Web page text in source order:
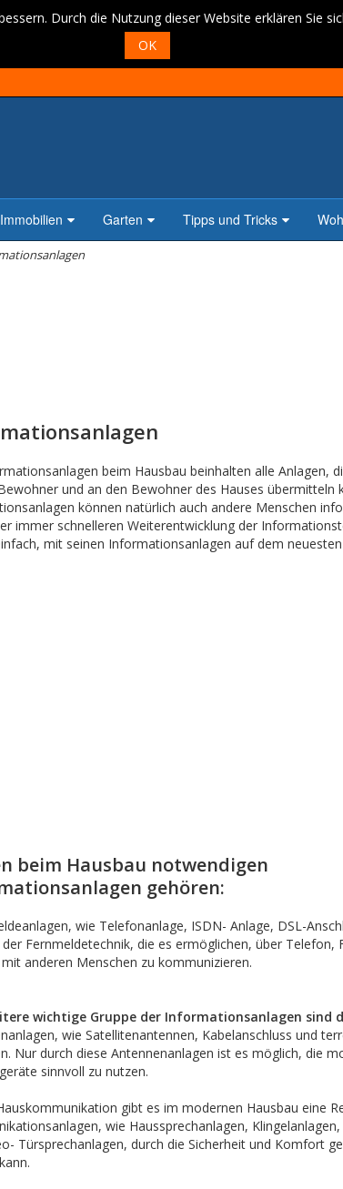
Durch die Nutzung dieser Website erklären Sie
OK
Immobilien Garten Tipps und Tricks
beim Hausbau beinhalten alle Anlagen,
und an den Bewohner des Hauses übermitteln
können natürlich auch andere Menschen
immer schnelleren Weiterentwicklung der
mit seinen Informationsanlagen auf dem neuesten
beim Hausbau notwendigen
gehören:
wie Telefonanlage, ISDN- Anlage, DSL-
Fernmeldetechnik, die es ermöglichen, über Telefon,
anderen Menschen zu kommunizieren.
wichtige Gruppe der Informationsanlagen sind
wie Satellitenantennen, Kabelanschluss und
Nur durch diese Antennenanlagen ist es möglich, die
sinnvoll zu nutzen.
gibt es im modernen Hausbau eine
wie Haussprechanlagen,
Türsprechanlagen, durch die Sicherheit und Komfort